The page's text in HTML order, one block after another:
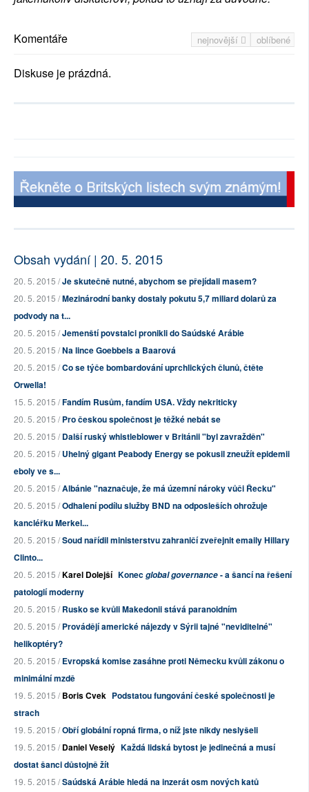
nejnovější oblíbené
Komentáře
Diskuse je prázdná.
Obsah vydání | 20. 5. 2015
20. 5. 2015 /Je skutečně nutné, abychom se přejídali masem?
20. 5. 2015 /Mezinárodní banky dostaly pokutu 5,7 miliard dolarů za
podvody na t...
20. 5. 2015 /Jemenští povstalci pronikli do Saúdské Arábie
20. 5. 2015 /Na lince Goebbels a Baarová
20. 5. 2015 /Co se týče bombardování uprchlických člunů, čtěte
Orwella!
15. 5. 2015 /Fandím Rusům, fandím USA. Vždy nekriticky
20. 5. 2015 /Pro českou společnost je těžké nebát se
20. 5. 2015 /Další ruský whistleblower v Británii "byl zavražděn"
20. 5. 2015 /Uhelný gigant Peabody Energy se pokusil zneužít epidemii
eboly ve s...
20. 5. 2015 /Albánie "naznačuje, že má územní nároky vůči Řecku"
20. 5. 2015 /Odhalení podílu služby BND na odposleších ohrožuje
kancléřku Merkel...
20. 5. 2015 /Soud nařídil ministerstvu zahraničí zveřejnit emaily Hillary
Clinto...
20. 5. 2015 /Karel Dolejší Konecglobal governance- a šancí na řešení
patologií moderny
20. 5. 2015 /Rusko se kvůli Makedonii stává paranoidním
20. 5. 2015 /Provádějí americké nájezdy v Sýrii tajné "neviditelné"
helikoptéry?
20. 5. 2015 /Evropská komise zasáhne proti Německu kvůli zákonu o
minimální mzdě
19. 5. 2015 /Boris Cvek Podstatou fungování české společnosti je
strach
19. 5. 2015 /Obří globální ropná firma, o níž jste nikdy neslyšeli
19. 5. 2015 /Daniel Veselý Každá lidská bytost je jedinečná a musí
dostat šanci důstojně žít
19. 5. 2015 /Saúdská Arábie hledá na inzerát osm nových katů